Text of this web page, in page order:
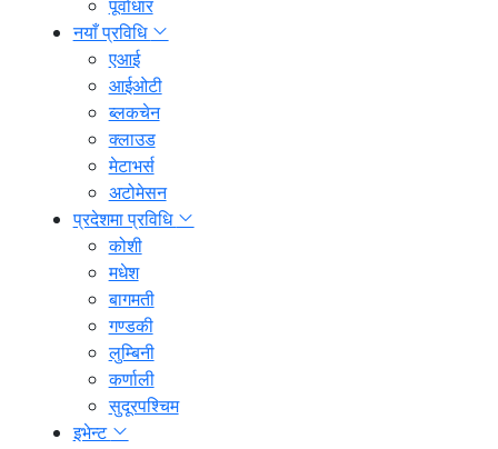
पूर्वाधार
नयाँ प्रविधि
एआई
आईओटी
ब्लकचेन
क्लाउड
मेटाभर्स
अटोमेसन
प्रदेशमा प्रविधि
कोशी
मधेश
बागमती
गण्डकी
लुम्बिनी
कर्णाली
सुदूरपश्चिम
इभेन्ट